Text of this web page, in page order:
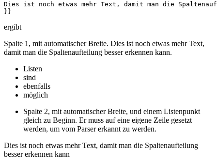
Dies ist noch etwas mehr Text, damit man die
}}
ergibt
Spalte 1, mit automatischer Breite. Dies ist noch etwas mehr Text,
damit man die Spaltenaufteilung besser erkennen kann.
Listen
sind
ebenfalls
möglich
Spalte 2, mit automatischer Breite, und einem Listenpunkt
gleich zu Beginn. Er muss auf eine eigene Zeile gesetzt
werden, um vom Parser erkannt zu werden.
Dies ist noch etwas mehr Text, damit man die Spaltenaufteilung
besser erkennen kann